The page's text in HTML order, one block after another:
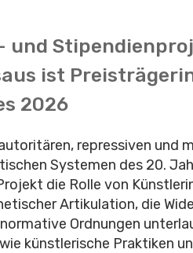
und
ist
2026
repressiven und
Systemen des 20.
die Rolle von
Artikulation, die
Ordnungen
künstlerische Praktiken